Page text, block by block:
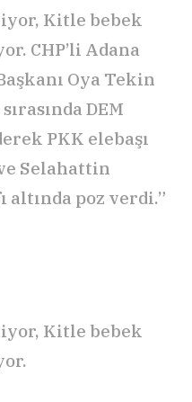
Kitle bebek
CHP’li Adana
Oya Tekin
DEM
PKK elebaşı
Selahattin
altında poz verdi.”
Kitle bebek